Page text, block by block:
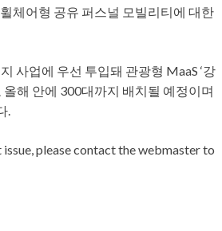
체어형 공유 퍼스널 모빌리티에 대한
사업에 우선 투입돼 관광형 MaaS ‘강
해 안에 300대까지 배치될 예정이며
.
please contact the webmaster to